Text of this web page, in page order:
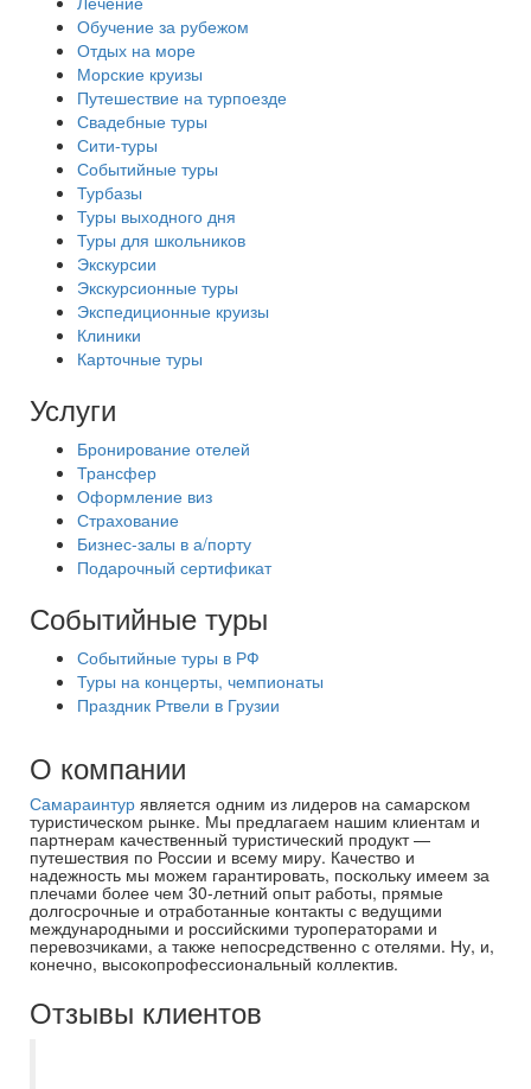
Обучение за рубежом
Отдых на море
Морские круизы
Путешествие на турпоезде
Свадебные туры
Сити-туры
Событийные туры
Турбазы
Туры выходного дня
Туры для школьников
Экскурсии
Экскурсионные туры
Экспедиционные круизы
Клиники
Карточные туры
Услуги
Бронирование отелей
Трансфер
Оформление виз
Страхование
Бизнес-залы в а/порту
Подарочный сертификат
Событийные туры
Событийные туры в РФ
Туры на концерты, чемпионаты
Праздник Ртвели в Грузии
О компании
Самараинтур является одним из лидеров на самарском
туристическом рынке. Мы предлагаем нашим клиентам и
партнерам качественный туристический продукт —
путешествия по России и всему миру. Качество и
надежность мы можем гарантировать, поскольку имеем за
плечами более чем 30-летний опыт работы, прямые
долгосрочные и отработанные контакты с ведущими
международными и российскими туроператорами и
перевозчиками, а также непосредственно с отелями. Ну, и,
конечно, высокопрофессиональный коллектив.
Отзывы клиентов